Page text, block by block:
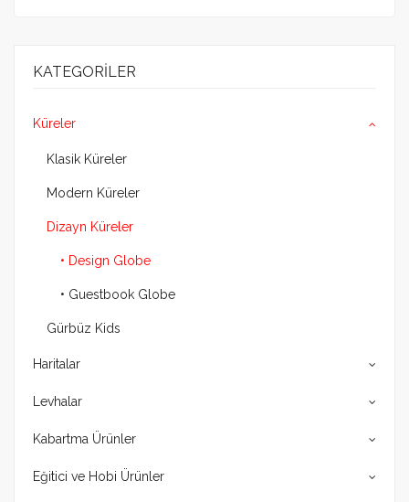
KATEGORILER
Küreler
Klasik Küreler
Modern Küreler
Dizayn Küreler
• Design Globe
• Guestbook Globe
Gürbüz Kids
Haritalar
Levhalar
Kabartma Ürünler
Eğitici ve Hobi Ürünler